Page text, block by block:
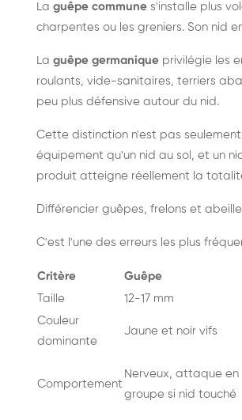
La guêpe commune s'installe plus
charpentes ou les greniers. Son nid
La guêpe germanique privilégie les
roulants, vide-sanitaires, terriers
peu plus défensive autour du nid.
Cette distinction n'est pas
équipement qu'un nid au sol, et un
produit atteigne réellement la
Différencier guêpes, frelons et
C'est l'une des erreurs les plus
Critère Guêpe
Taille
12-17 mm
Couleur
dominante
Jaune et noir vifs
Comportement
Nerveux, attaque en
groupe si nid touché